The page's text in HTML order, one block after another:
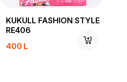
KUKULL FASHION STYLE
RE406
400L